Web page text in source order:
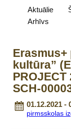
Aktuālie
Arhīvs
kultūra”
PROJECT
SCH-
01.12.2021 -
pirmsskolas